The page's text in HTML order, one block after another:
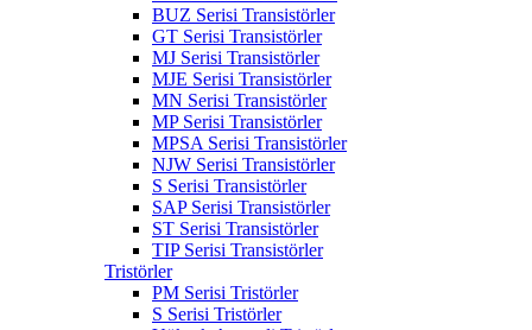
BUZ Serisi Transistörler
GT Serisi Transistörler
MJ Serisi Transistörler
MJE Serisi Transistörler
MN Serisi Transistörler
MP Serisi Transistörler
MPSA Serisi Transistörler
NJW Serisi Transistörler
S Serisi Transistörler
SAP Serisi Transistörler
ST Serisi Transistörler
TIP Serisi Transistörler
Tristörler
PM Serisi Tristörler
S Serisi Tristörler